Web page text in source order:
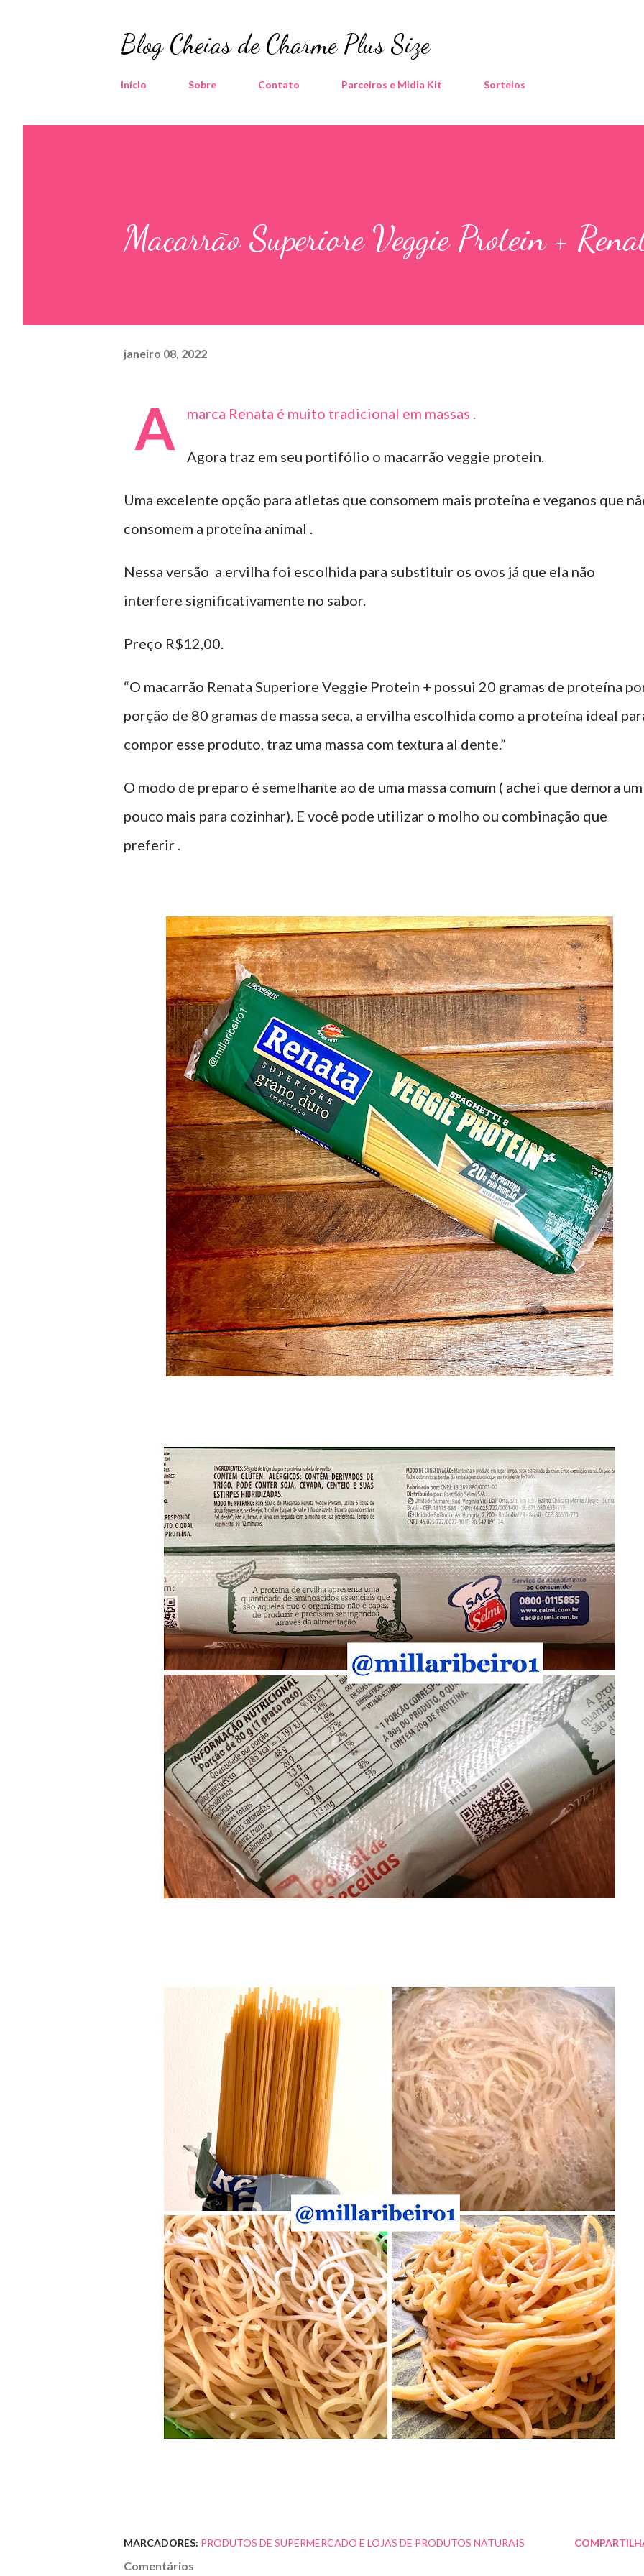
Blog Cheias de Charme Plus Size
Início Sobre Contato Parceiros e Midia Kit Sorteios
Macarrão Superiore Veggie Protein +
janeiro 08, 2022
A marca Renata é muito tradicional em massas .
Agora traz em seu portifólio o macarrão veggie protein.
Uma excelente opção para atletas que consomem mais proteína e veganos que
consomem a proteína animal .
Nessa versão a ervilha foi escolhida para substituir os ovos já que ela não
interfere significativamente no sabor.
Preço R$12,00.
“O macarrão Renata Superiore Veggie Protein + possui 20 gramas de proteína
porção de 80 gramas de massa seca, a ervilha escolhida como a proteína ideal
compor esse produto, traz uma massa com textura al dente.”
O modo de preparo é semelhante ao de uma massa comum ( achei que demora um
pouco mais para cozinhar). E você pode utilizar o molho ou combinação que
preferir .
MARCADORES: PRODUTOS DE SUPERMERCADO E LOJAS DE PRODUTOS NATURAIS
Comentários